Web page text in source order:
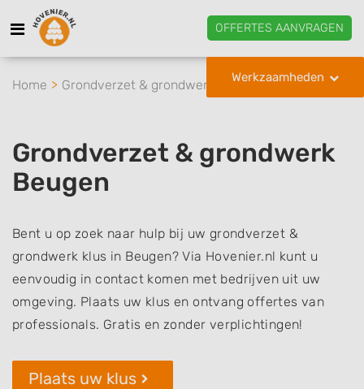
OFFERTES AANVRAGEN
Werkzaamheden
Home Grondverzet & grondwerk Beugen
Grondverzet & grondwerk
Beugen
Bent u op zoek naar hulp bij uw grondverzet &
grondwerk klus in Beugen? Via Hovenier.nl kunt u
eenvoudig in contact komen met bedrijven uit uw
omgeving. Plaats uw klus en ontvang offertes van
professionals. Gratis en zonder verplichtingen!
Plaats uw klus